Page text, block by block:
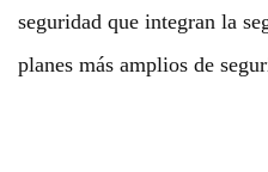
seguridad que integran la
planes más amplios de